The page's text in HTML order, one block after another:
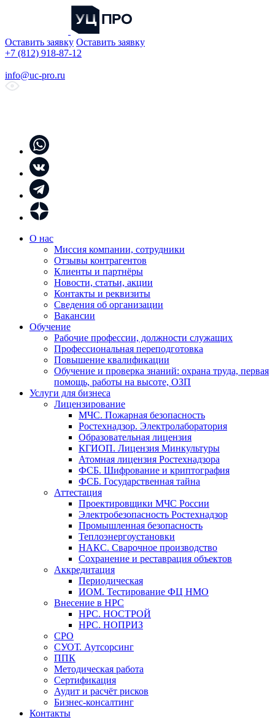
Оставить заявку Оставить заявку
+7 (812) 918-87-12
info@uc-pro.ru
О нас
Миссия компании, сотрудники
Отзывы контрагентов
Клиенты и партнёры
Новости, статьи, акции
Контакты и реквизиты
Сведения об организации
Вакансии
Обучение
Рабочие профессии, должности служащих
Профессиональная переподготовка
Повышение квалификации
Обучение и проверка знаний: охрана труда, первая
помощь, работы на высоте, ОЗП
Услуги для бизнеса
Лицензирование
МЧС. Пожарная безопасность
Ростехнадзор. Электролаборатория
Образовательная лицензия
КГИОП. Лицензия Минкультуры
Атомная лицензия Ростехнадзора
ФСБ. Шифрование и криптография
ФСБ. Государственная тайна
Аттестация
Проектировщики МЧС России
Электробезопасность Ростехнадзор
Промышленная безопасность
Теплоэнергоустановки
НАКС. Сварочное производство
Сохранение и реставрация объектов
Аккредитация
Периодическая
ИОМ. Тестирование ФЦ НМО
Внесение в НРС
НРС. НОСТРОЙ
НРС. НОПРИЗ
СРО
СУОТ. Аутсорсинг
ППК
Методическая работа
Сертификация
Аудит и расчёт рисков
Бизнес-консалтинг
Контакты